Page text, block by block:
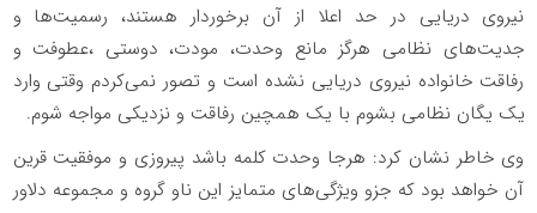
نیروی دریایی در حد اعلا از آن برخوردار هستند، رسمیت‌ها و
جدیت‌های نظامی هرگز مانع وحدت، مودت، دوستی ،عطوفت و
رفاقت خانواده نیروی دریایی نشده است و تصور نمی‌کردم وقتی وارد
یک یگان نظامی بشوم با یک همچین رفاقت و نزدیکی مواجه شوم.
وی خاطر نشان کرد: هرجا وحدت کلمه باشد پیروزی و موفقیت قرین
آن خواهد بود که جزو ویژگی‌های متمایز این ناو گروه و مجموعه دلاور